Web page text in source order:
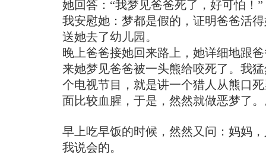
她回答：“我梦见爸爸死了，好可怕！”
我安慰她：梦都是假的，证明爸爸活
送她去了幼儿园。
晚上爸爸接她回来路上，她详细地跟
来她梦见爸爸被一头熊给咬死了。我
个电视节目，就是讲一个猎人从熊口
面比较血腥，于是，然然就做恶梦了
早上吃早饭的时候，然然又问：妈妈
我说会的。